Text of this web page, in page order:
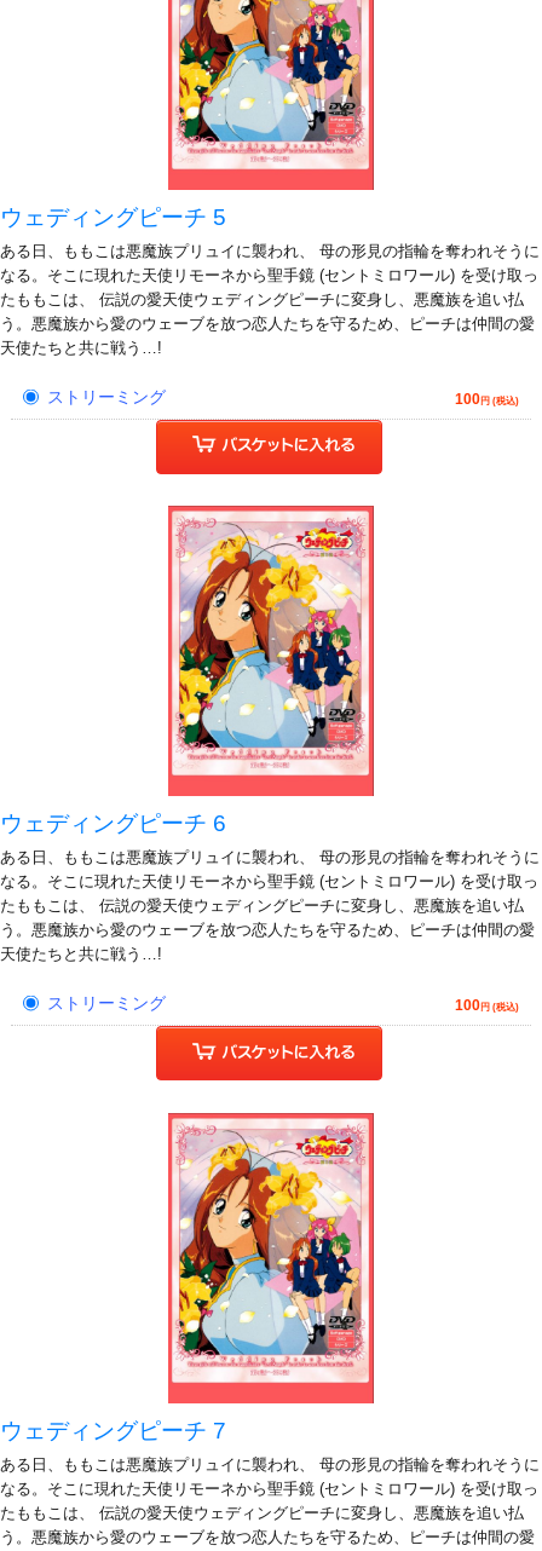
ウェディングピーチ 5
ある日、ももこは悪魔族プリュイに襲われ、 母の形見の指輪を奪われそうに
なる。そこに現れた天使リモーネから聖手鏡 (セントミロワール) を受け取っ
たももこは、 伝説の愛天使ウェディングピーチに変身し、悪魔族を追い払
う。悪魔族から愛のウェーブを放つ恋人たちを守るため、ピーチは仲間の愛
天使たちと共に戦う…!
ストリーミング 100円 (税込)
ウェディングピーチ 6
ある日、ももこは悪魔族プリュイに襲われ、 母の形見の指輪を奪われそうに
なる。そこに現れた天使リモーネから聖手鏡 (セントミロワール) を受け取っ
たももこは、 伝説の愛天使ウェディングピーチに変身し、悪魔族を追い払
う。悪魔族から愛のウェーブを放つ恋人たちを守るため、ピーチは仲間の愛
天使たちと共に戦う…!
ストリーミング 100円 (税込)
ウェディングピーチ 7
ある日、ももこは悪魔族プリュイに襲われ、 母の形見の指輪を奪われそうに
なる。そこに現れた天使リモーネから聖手鏡 (セントミロワール) を受け取っ
たももこは、 伝説の愛天使ウェディングピーチに変身し、悪魔族を追い払
う。悪魔族から愛のウェーブを放つ恋人たちを守るため、ピーチは仲間の愛